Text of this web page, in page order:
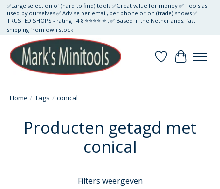
✅Large selection of (hard to find) tools ✅Great value for money ✅ Tools as
used by ourselves ✅ Advise per email, per phone or on (trade) shows ✅
TRUSTED SHOPS - rating : 4.8 ⭐⭐⭐⭐ ⭐ . ✅ Based in the Netherlands, fast
shipping from own stock
Verlanglijst
Home / Tags / conical
Producten getagd met
conical
Filters weergeven